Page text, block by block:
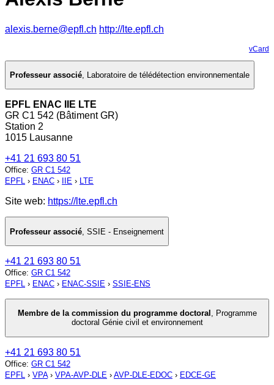
alexis.berne@epfl.ch http://lte.epfl.ch
vCard
Professeur associé, Laboratoire de télédétection environnementale
EPFL ENAC IIE LTE
GR C1 542 (Bâtiment GR)
Station 2
1015 Lausanne
+41 21 693 80 51
Office: GR C1 542
EPFL › ENAC › IIE › LTE
Site web: https://lte.epfl.ch
Professeur associé SSIE - Enseignement
+41 21 693 80 51
Office: GR C1 542
EPFL › ENAC › ENAC-SSIE › SSIE-ENS
Membre de la commission du programme doctoral , Programme
doctoral Génie civil et environnement
+41 21 693 80 51
Office: GR C1 542
EPFL › VPA› VPA-AVP-DLE › AVP-DLE-EDOC › EDCE-GE